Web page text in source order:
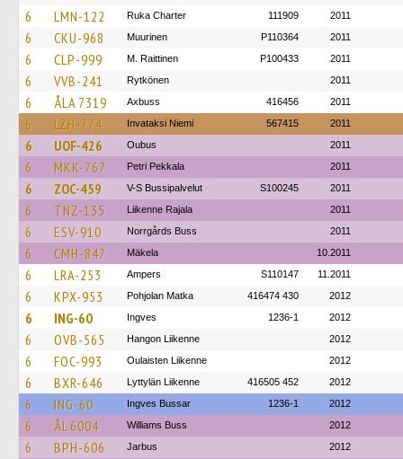
6 LMN-122 Ruka Charter 111909 2011
6 CKU-968 Muurinen P110364 2011
6 CLP-999 M. Raittinen P100433 2011
6 VVB-241 Rytkönen 2011
6 ÅLA 7319 Axbuss 416456 2011
6 LZH-774 Invataksi Niemi 567415 2011
6 UOF-426 Oubus 2011
6 MKK-767 Petri Pekkala 2011
6 ZOC-459 V-S Bussipalvelut S100245 2011
6 TNZ-135 Liikenne Rajala 2011
6 ESV-910 Norrgårds Buss 2011
6 CMH-847 Mäkela 10.2011
6 LRA-253 Ampers S110147 11.2011
6 KPX-953 Pohjolan Matka 416474 430 2012
6 ING-60 Ingves 1236-1 2012
6 OVB-565 Hangon Liikenne 2012
6 FOC-993 Oulaisten Liikenne 2012
6 BXR-646 Lyttylän Liikenne 416505 452 2012
6 ING-60 Ingves Bussar 1236-1 2012
6 ÅL 6004 Williams Buss 2012
6 BPH-606 Jarbus 2012